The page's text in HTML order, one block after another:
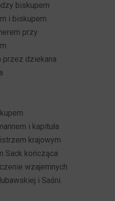
biskupem
i biskupem
przy
przez dziekana
i kapituła
krajowym
Sack kończąca
wzajemnych
i Saśni.